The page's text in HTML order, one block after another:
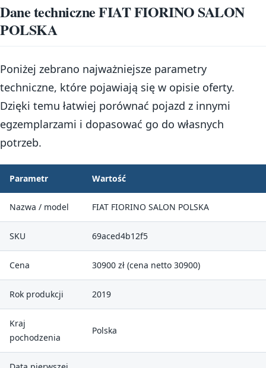
Dane techniczne FIAT FIORINO SALON
POLSKA
Poniżej zebrano najważniejsze parametry
techniczne, które pojawiają się w opisie oferty.
Dzięki temu łatwiej porównać pojazd z innymi
egzemplarzami i dopasować go do własnych
potrzeb.
Parametr Wartość
Nazwa / model FIAT FIORINO SALON POLSKA
SKU 69aced4b12f5
Cena 30900 zł (cena netto 30900)
Rok produkcji 2019
Kraj
pochodzenia
Polska